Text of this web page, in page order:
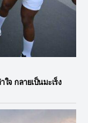
จ กลายเป็นมะเร็ง